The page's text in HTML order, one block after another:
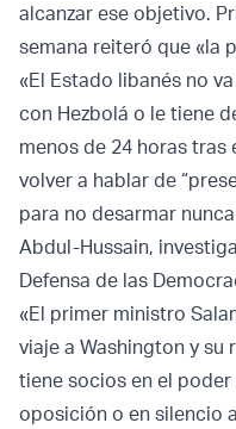
alcanzar ese objetivo.
semana reiteró que «la
«El Estado libanés no
con Hezbolá o le tiene
menos de 24 horas tras
volver a hablar de
para no desarmar
Abdul-Hussain,
Defensa de las
«El primer ministro
viaje a Washington y su
tiene socios en el
oposición o en silencio